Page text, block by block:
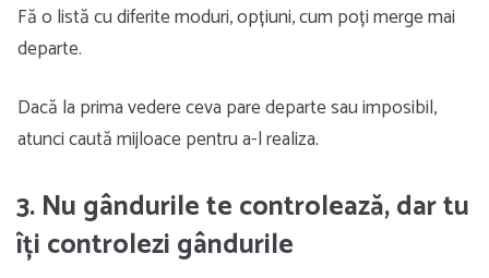
Fă o listă cu diferite moduri, opțiuni, cum poți merge mai
departe.
Dacă la prima vedere ceva pare departe sau imposibil,
atunci caută mijloace pentru a-l realiza.
3. Nu gândurile te controlează, dar tu
îți controlezi gândurile